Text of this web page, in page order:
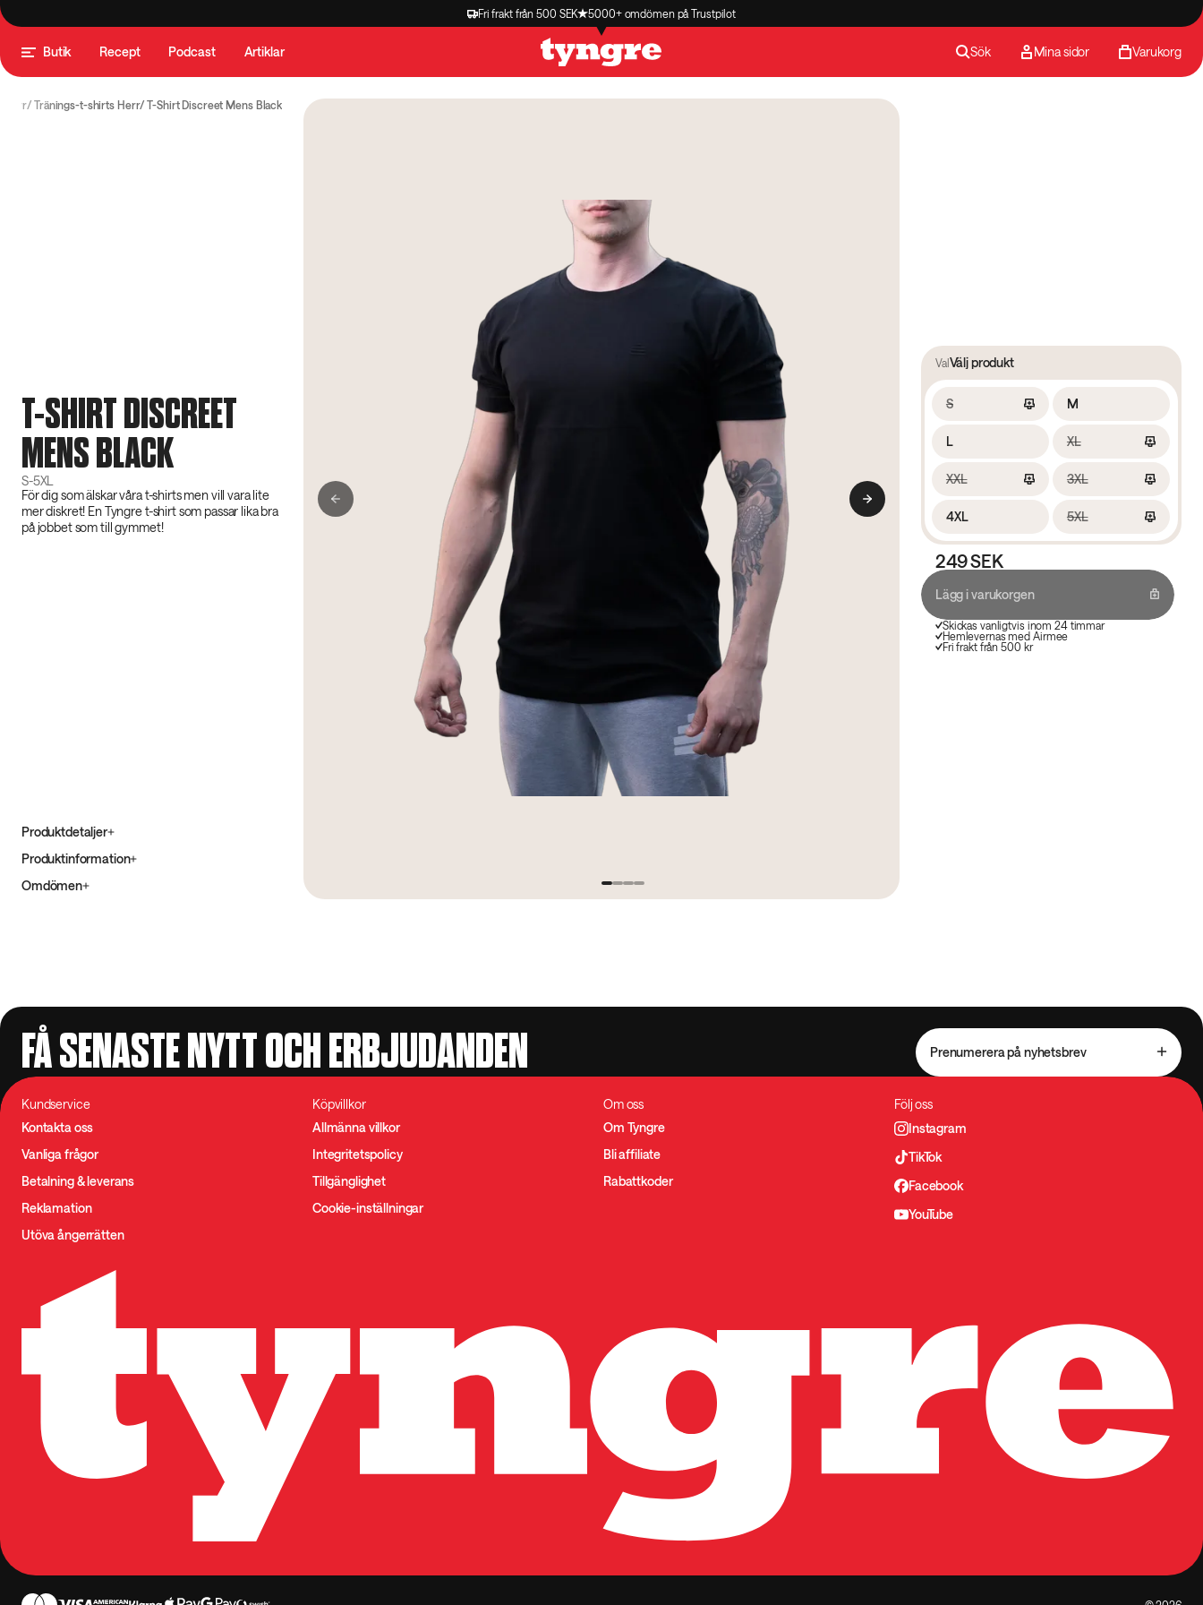
Fri frakt från 500 SEK 5000+ omdömen på Trustpilot
Butik Recept Podcast Artiklar Sök Mina sidor Varukorg
Herr Tränings-t-shirts Herr T-Shirt Discreet Mens Black
T-SHIRT DISCREET
MENS BLACK
S-5XL
För dig som älskar våra t-shirts men vill vara lite
mer diskret! En Tyngre t-shirt som passar lika bra
på jobbet som till gymmet!
Produktdetaljer
Produktinformation
Omdömen
Val Välj produkt
S M
L XL
XXL 3XL
4XL 5XL
249 SEK
Lägg i varukorgen
Skickas vanligtvis inom 24 timmar
Hemlevernas med Airmee
Fri frakt från 500 kr
FÅ SENASTE NYTT OCH ERBJUDANDEN Prenumerera på nyhetsbrev
Kundservice
Kontakta oss
Vanliga frågor
Betalning & leverans
Reklamation
Utöva ångerrätten
Köpvillkor
Allmänna villkor
Integritetspolicy
Tillgänglighet
Cookie-inställningar
Om oss
Om Tyngre
Bli affiliate
Rabattkoder
Följ oss
Instagram
TikTok
Facebook
YouTube